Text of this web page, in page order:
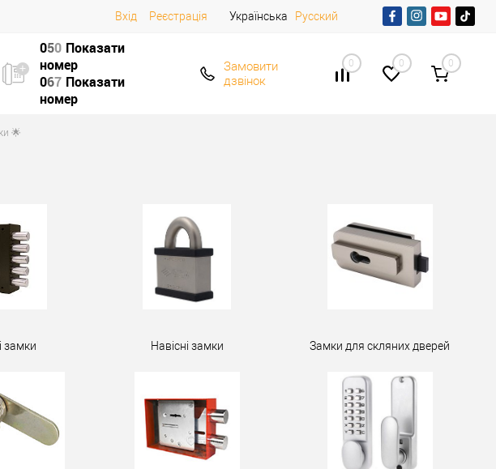
Вхід Реєстрація Українська Русский
050 Показати
номер
067 Показати
номер
Замовити
дзвінок
0 0 0
🌟
замки Навісні замки Замки для скляних дверей